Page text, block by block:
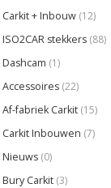
Carkit + Inbouw (12)
ISO2CAR stekkers (88)
Dashcam (1)
Accessoires (22)
Af-fabriek Carkit (15)
Carkit Inbouwen (7)
Nieuws (0)
Bury Carkit (3)